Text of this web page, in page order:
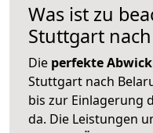
Was ist zu
Stuttgart
Die perfekte
Stuttgart nach
bis zur Einlagerung
da. Die Leistungen